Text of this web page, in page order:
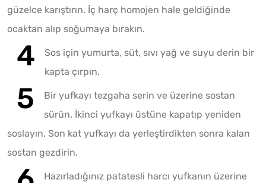
güzelce karıştırın. İç harç homojen hale geldiğinde
ocaktan alıp soğumaya bırakın.
Sos için yumurta, süt, sıvı yağ ve suyu derin bir
kapta çırpın.
Bir yufkayı tezgaha serin ve üzerine sostan
sürün. İkinci yufkayı üstüne kapatıp yeniden
soslayın. Son kat yufkayı da yerleştirdikten sonra kalan
sostan gezdirin.
Hazırladığınız patatesli harcı yufkanın üzerine